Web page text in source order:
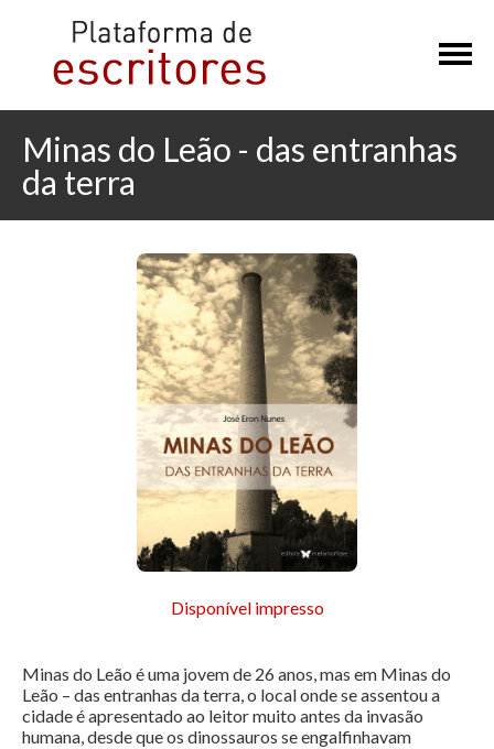
×
Minas do Leão - das entranhas
da terra
Disponível impresso
Minas do Leão é uma jovem de 26 anos, mas em Minas do
Leão – das entranhas da terra, o local onde se assentou a
cidade é apresentado ao leitor muito antes da invasão
humana, desde que os dinossauros se engalfinhavam